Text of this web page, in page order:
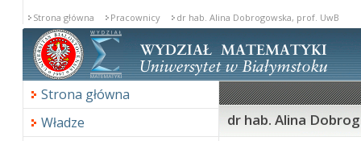
Strona główna Pracownicy dr hab. Alina Dobrogowska, prof. UwB
Strona główna
Władze
dr hab. Alina